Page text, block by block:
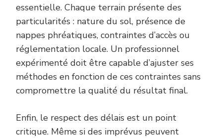
essentielle. Chaque terrain présente des
particularités : nature du sol, présence de
nappes phréatiques, contraintes d’accès ou
réglementation locale. Un professionnel
expérimenté doit être capable d’ajuster ses
méthodes en fonction de ces contraintes sans
compromettre la qualité du résultat final.
Enfin, le respect des délais est un point
critique. Même si des imprévus peuvent